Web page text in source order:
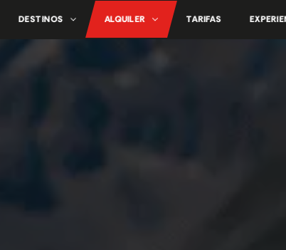
DESTINOS ALQUILER TARIFAS